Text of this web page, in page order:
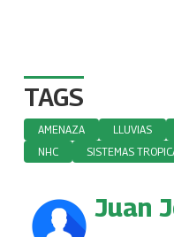
TAGS
AMENAZA LLUVIAS
NHC
SISTEMAS
Juan